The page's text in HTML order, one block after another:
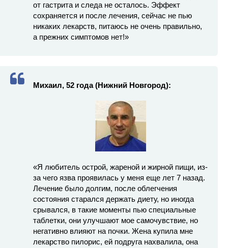
от гастрита и следа не осталось. Эффект
сохраняется и после лечения, сейчас не пью
никаких лекарств, питаюсь не очень правильно,
а прежних симптомов нет!»
Михаил, 52 года (Нижний Новгород):
«Я любитель острой, жареной и жирной пищи, из-
за чего язва проявилась у меня еще лет 7 назад.
Лечение было долгим, после облегчения
состояния старался держать диету, но иногда
срывался, в такие моменты пью специальные
таблетки, они улучшают мое самочувствие, но
негативно влияют на почки. Жена купила мне
лекарство пилорис, ей подруга нахвалила, она